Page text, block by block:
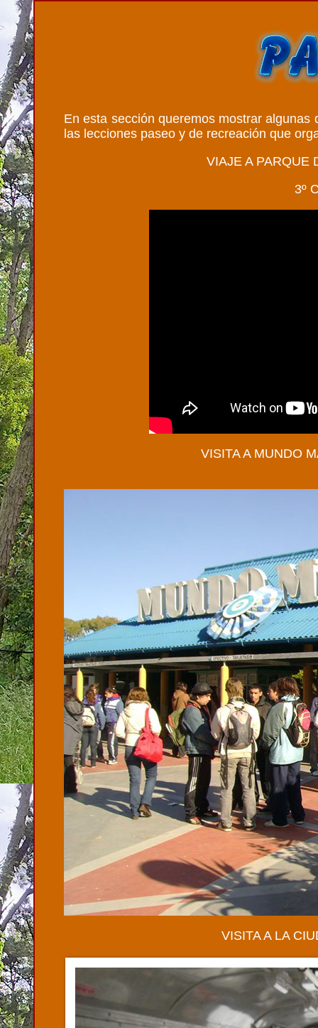
En esta sección queremos mostrar
las lecciones paseo y de recreación que
VIAJE A PARQUE
3º
VISITA A MUNDO
VISITA A LA